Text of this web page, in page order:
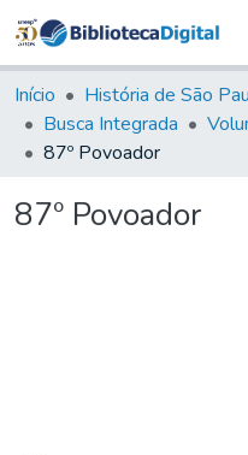
Início História de São
Busca Integrada
87º Povoador
87º Povoador